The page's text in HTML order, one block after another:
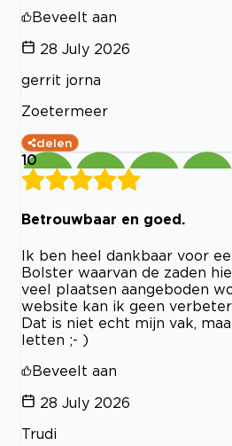
Beveelt aan
28 July 2026
gerrit jorna
Zoetermeer
delen
10
Betrouwbaar en goed.
Ik ben heel dankbaar voor
Bolster waarvan de zaden
veel plaatsen aangeboden
website kan ik geen
Dat is niet echt mijn vak,
letten ;- )
Beveelt aan
28 July 2026
Trudi